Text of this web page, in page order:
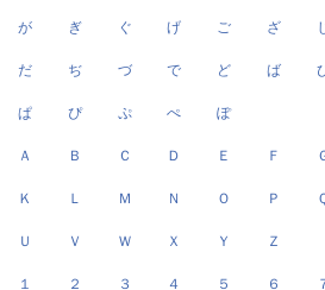
が ぎ ぐ げ ご ざ
だ ぢ づ で ど ば
ぱ ぴ ぷ ぺ ぽ
Ａ Ｂ Ｃ Ｄ Ｅ Ｆ
Ｋ Ｌ Ｍ Ｎ Ｏ Ｐ
Ｕ Ｖ Ｗ Ｘ Ｙ Ｚ
１ ２ ３ ４ ５ ６